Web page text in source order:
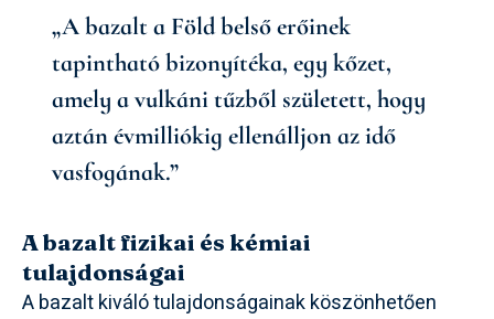
„A bazalt a Föld belső erőinek
tapintható bizonyítéka, egy kőzet,
amely a vulkáni tűzből született, hogy
aztán évmilliókig ellenálljon az idő
vasfogának.”
A bazalt fizikai és kémiai
tulajdonságai
A bazalt kiváló tulajdonságainak köszönhetően